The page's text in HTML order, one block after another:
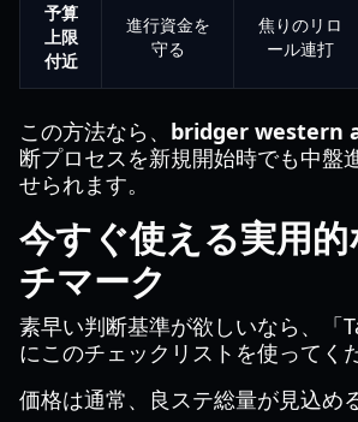
予算
上限
付近
進行資金を
守る
焦りのリロ
ール連打
この方法なら、 bridger western
断プロセスを新規開始時でも中盤
せられます。
今すぐ使える実用
チマーク
素早い判断基準が欲しいなら、「
にこのチェックリストを使ってく
価格は通常、良ステ総量が見込め